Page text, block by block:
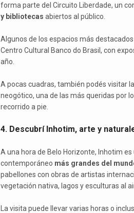
forma parte del Circuito Liberdade, un
y bibliotecas abiertos al público.
Algunos de los espacios más
Centro Cultural Banco do Brasil, con
año.
A pocas cuadras, también podés visitar
neogótico, una de las más queridas por
recorrido a pie.
4. Descubrí Inhotim, arte y
A una hora de Belo Horizonte, Inhotim
contemporáneo más grandes del
pabellones con obras de artistas
vegetación nativa, lagos y esculturas al
La visita puede llevar varias horas o